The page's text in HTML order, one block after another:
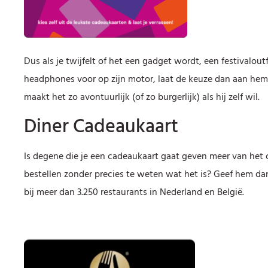
Dus als je twijfelt of het een gadget wordt, een
headphones voor op zijn motor, laat de keuze dan aan
maakt het zo avontuurlijk (of zo burgerlijk) als hij zelf wil.
Diner Cadeaukaart
Is degene die je een cadeaukaart gaat geven meer van
bestellen zonder precies te weten wat het is? Geef hem
bij meer dan 3.250 restaurants in Nederland en België.